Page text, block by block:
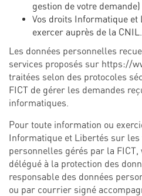
gestion de votre demande)
Vos droits Informatique et
exercer auprès de la CNIL.
Les données personnelles
services proposés sur https://
traitées selon des protocoles
FICT de gérer les demandes
informatiques.
Pour toute information ou
Informatique et Libertés sur les
personnelles gérés par la FICT,
délégué à la protection des
responsable des données
ou par courrier signé